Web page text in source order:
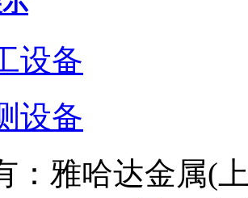
设备
设备
：雅哈达金属(